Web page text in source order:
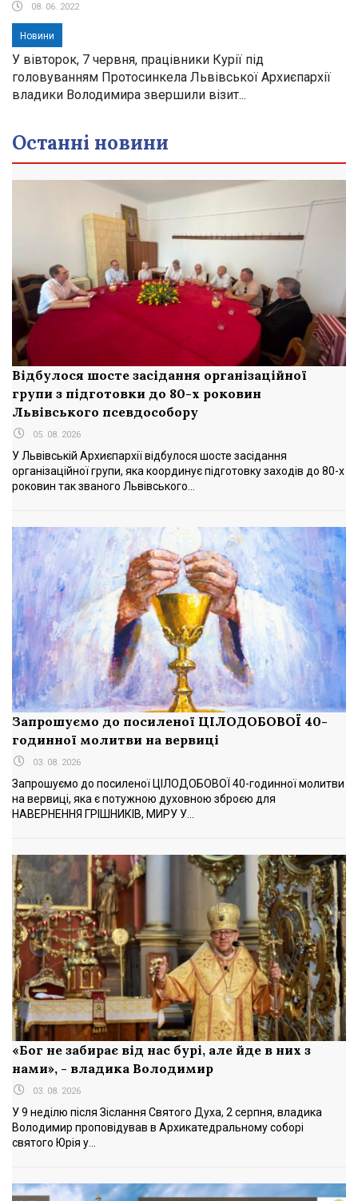
08. 06. 2022
Новини
У вівторок, 7 червня, працівники Курії під
головуванням Протосинкела Львівської Архиєпархії
владики Володимира звершили візит...
Останні новини
Відбулося шосте засідання організаційної
групи з підготовки до 80-х роковин
Львівського псевдособору
05. 08. 2026
У Львівській Архиєпархії відбулося шосте засідання
організаційної групи, яка координує підготовку заходів до 80-х
роковин так званого Львівського...
Запрошуємо до посиленої ЦІЛОДОБОВОЇ 40-
годинної молитви на вервиці
03. 08. 2026
Запрошуємо до посиленої ЦІЛОДОБОВОЇ 40-годинної молитви
на вервиці, яка є потужною духовною зброєю для
НАВЕРНЕННЯ ГРІШНИКІВ, МИРУ У...
«Бог не забирає від нас бурі, але йде в них з
нами», - владика Володимир
03. 08. 2026
У 9 неділю після Зіслання Святого Духа, 2 серпня, владика
Володимир проповідував в Архикатедральному соборі
святого Юрія у...